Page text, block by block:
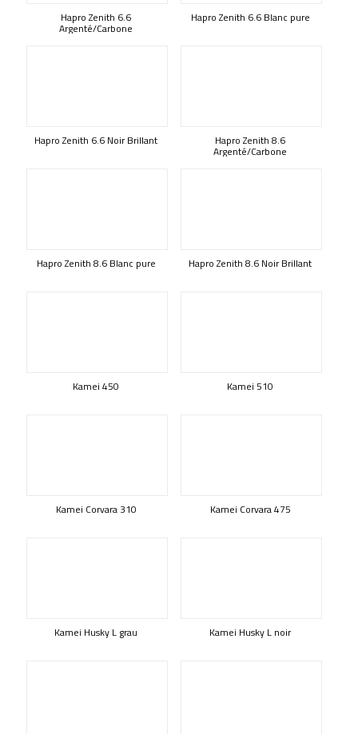
Hapro Zenith 6.6
Argenté/Carbone
Hapro Zenith 6.6 Blanc pure
Hapro Zenith 6.6 Noir Brillant Hapro Zenith 8.6
Argenté/Carbone
Hapro Zenith 8.6 Blanc pure Hapro Zenith 8.6 Noir Brillant
Kamei 450 Kamei 510
Kamei Corvara 310 Kamei Corvara 475
Kamei Husky L grau Kamei Husky L noir